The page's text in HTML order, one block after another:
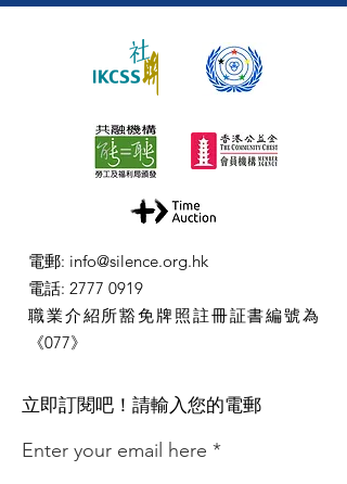
電郵: info@silence.org.hk
電話: 2777 0919
職業介紹所豁免牌照註冊証書編號為
《077》
​立即訂閱吧！請輸入您的電郵
Enter your email here